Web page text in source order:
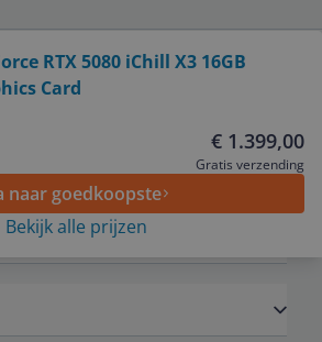
RTX 5080 iChill X3 16GB
Card
€ 1.399,00
Gratis verzending
naar goedkoopste
Bekijk alle prijzen